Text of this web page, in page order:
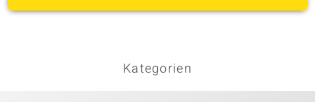
Kategorien